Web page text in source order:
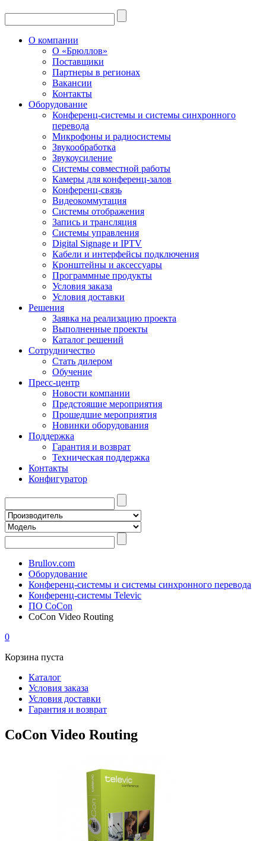
О компании
О «Брюллов»
Поставщики
Партнеры в регионах
Вакансии
Контакты
Оборудование
Конференц-системы и системы синхронного
перевода
Микрофоны и радиосистемы
Звукообработка
Звукоусиление
Системы совместной работы
Камеры для конференц-залов
Конференц-связь
Видеокоммутация
Системы отображения
Запись и трансляция
Системы управления
Digital Signage и IPTV
Кабели и интерфейсы подключения
Кронштейны и аксессуары
Программные продукты
Условия заказа
Условия доставки
Решения
Заявка на реализацию проекта
Выполненные проекты
Каталог решений
Сотрудничество
Стать дилером
Обучение
Пресс-центр
Новости компании
Предстоящие мероприятия
Прошедшие мероприятия
Новинки оборудования
Поддержка
Гарантия и возврат
Техническая поддержка
Контакты
Конфигуратор
Brullov.com
Оборудование
Конференц-системы и системы синхронного перевода
Конференц-системы Televic
ПО CoCon
CoCon Video Routing
0
Корзина пуста
Каталог
Условия заказа
Условия доставки
Гарантия и возврат
CoCon Video Routing